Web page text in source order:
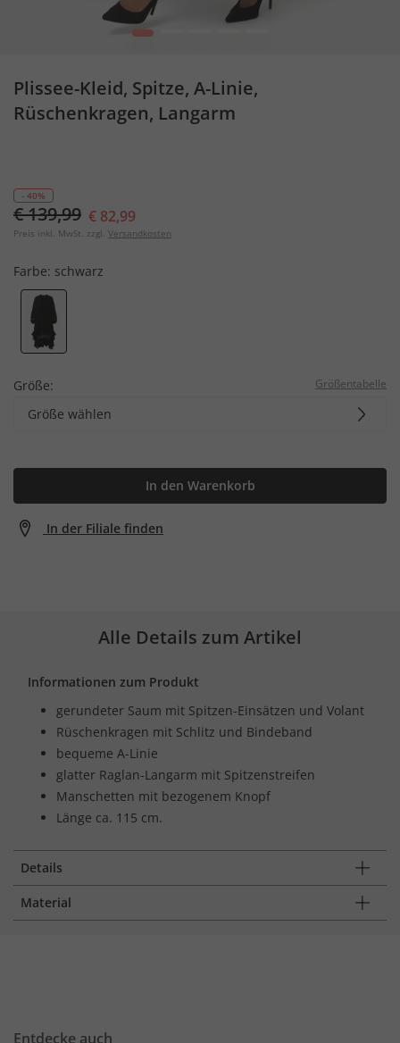
1
Plissee-Kleid, Spitze, A-Linie,
Rüschenkragen, Langarm
- 40%
€ 139,99 € 82,99
Preis inkl. MwSt. zzgl. Versandkosten
Farbe: schwarz
Größe: Größentabelle
Größe wählen
In den Warenkorb
In der Filiale finden
Alle Details zum Artikel
Informationen zum Produkt
gerundeter Saum mit Spitzen-Einsätzen und Volant
Rüschenkragen mit Schlitz und Bindeband
bequeme A-Linie
glatter Raglan-Langarm mit Spitzenstreifen
Manschetten mit bezogenem Knopf
Länge ca. 115 cm.
Details
Material
Entdecke auch